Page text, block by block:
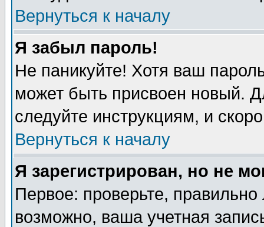
Вернуться к началу
Я забыл пароль!
Не паникуйте! Хотя ваш
может быть присвоен новый.
следуйте инструкциям, и
Вернуться к началу
Я зарегистрирован, но не
Первое: проверьте,
возможно, ваша учетная